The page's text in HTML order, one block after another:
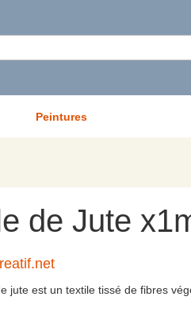
Peintures
de Jute
jute est un textile tissé de fibres